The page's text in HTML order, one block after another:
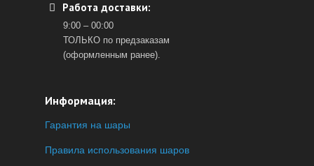
Работа доставки:
9:00 – 00:00
ТОЛЬКО по предзаказам
(оформленным ранее).
Информация:
Гарантия на шары
Правила использования шаров